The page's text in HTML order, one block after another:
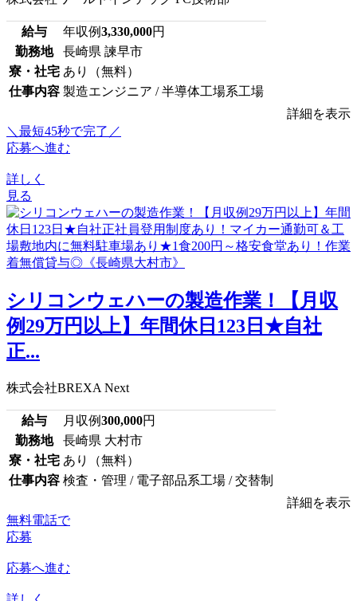
給与 年収例3,330,000円
勤務地
長崎県 諫早市
寮・社宅 あり（無料）
仕事内容 製造エンジニア / 半導体工場系工場
詳細を表示
＼最短45秒で完了／
応募へ進む
詳しく
見る
シリコンウェハーの製造作業！【月収
例29万円以上】年間休日123日★自社
正...
株式会社BREXA Next
給与 月収例300,000円
勤務地
長崎県 大村市
寮・社宅 あり（無料）
仕事内容 検査・管理 / 電子部品系工場 / 交替制
詳細を表示
無料電話で
応募
応募へ進む